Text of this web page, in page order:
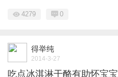
4279 0
得举纯
2014-3-27
吃点冰淇淋干酪有助怀宝宝